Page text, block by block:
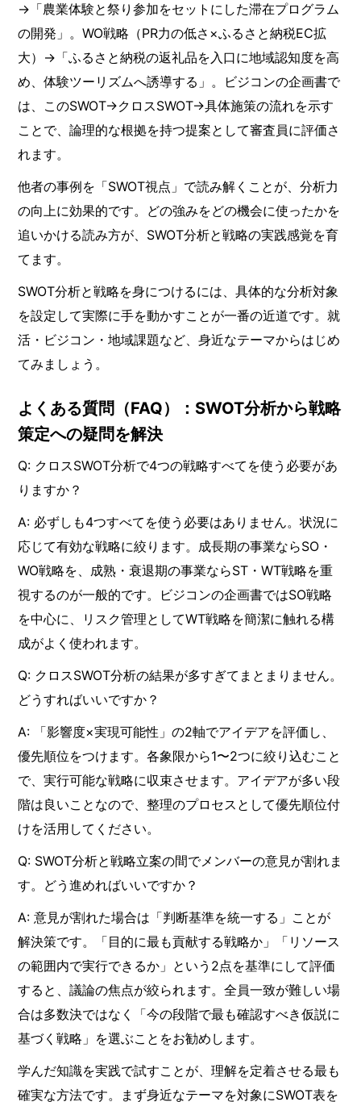
→「農業体験と祭り参加をセットにした滞在プログラム
の開発」。WO戦略（PR力の低さ×ふるさと納税EC拡
大）→「ふるさと納税の返礼品を入口に地域認知度を高
め、体験ツーリズムへ誘導する」。ビジコンの企画書で
は、このSWOT→クロスSWOT→具体施策の流れを示す
ことで、論理的な根拠を持つ提案として審査員に評価さ
れます。
他者の事例を「SWOT視点」で読み解くことが、分析力
の向上に効果的です。どの強みをどの機会に使ったかを
追いかける読み方が、SWOT分析と戦略の実践感覚を育
てます。
SWOT分析と戦略を身につけるには、具体的な分析対象
を設定して実際に手を動かすことが一番の近道です。就
活・ビジコン・地域課題など、身近なテーマからはじめ
てみましょう。
よくある質問（FAQ）：SWOT分析から戦略
策定への疑問を解決
Q: クロスSWOT分析で4つの戦略すべてを使う必要があ
りますか？
A: 必ずしも4つすべてを使う必要はありません。状況に
応じて有効な戦略に絞ります。成長期の事業ならSO・
WO戦略を、成熟・衰退期の事業ならST・WT戦略を重
視するのが一般的です。ビジコンの企画書ではSO戦略
を中心に、リスク管理としてWT戦略を簡潔に触れる構
成がよく使われます。
Q: クロスSWOT分析の結果が多すぎてまとまりません。
どうすればいいですか？
A: 「影響度×実現可能性」の2軸でアイデアを評価し、
優先順位をつけます。各象限から1〜2つに絞り込むこと
で、実行可能な戦略に収束させます。アイデアが多い段
階は良いことなので、整理のプロセスとして優先順位付
けを活用してください。
Q: SWOT分析と戦略立案の間でメンバーの意見が割れま
す。どう進めればいいですか？
A: 意見が割れた場合は「判断基準を統一する」ことが
解決策です。「目的に最も貢献する戦略か」「リソース
の範囲内で実行できるか」という2点を基準にして評価
すると、議論の焦点が絞られます。全員一致が難しい場
合は多数決ではなく「今の段階で最も確認すべき仮説に
基づく戦略」を選ぶことをお勧めします。
学んだ知識を実践で試すことが、理解を定着させる最も
確実な方法です。まず身近なテーマを対象にSWOT表を